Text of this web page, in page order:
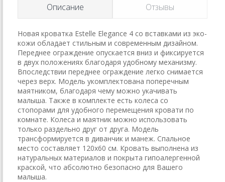
Описание Отзывы
Новая кроватка Estelle Elegance 4 со вставками из эко-
кожи обладает стильным и современным дизайном.
Переднее ограждение опускается вниз и фиксируется
в двух положениях благодаря удобному механизму.
Впоследствии переднее ограждение легко снимается
через верх. Модель укомплектована поперечным
маятником, благодаря чему можно укачивать
малыша. Также в комплекте есть колеса со
стопорами для удобного перемещения кровати по
комнате. Колеса и маятник можно использовать
только раздельно друг от друга. Модель
трансформируется в диванчик и манеж. Спальное
место составляет 120х60 см. Кровать выполнена из
натуральных материалов и покрыта гипоалергенной
краской, что абсолютно безопасно для Вашего
малыша.